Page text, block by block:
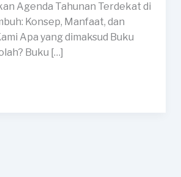
Agenda Tahunan Terdekat di
Konsep, Manfaat, dan
Apa yang dimaksud Buku
Buku […]